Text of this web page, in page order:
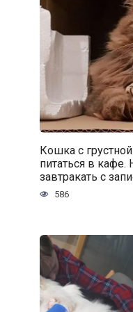
Кошка с
питаться в
завтракать с
586